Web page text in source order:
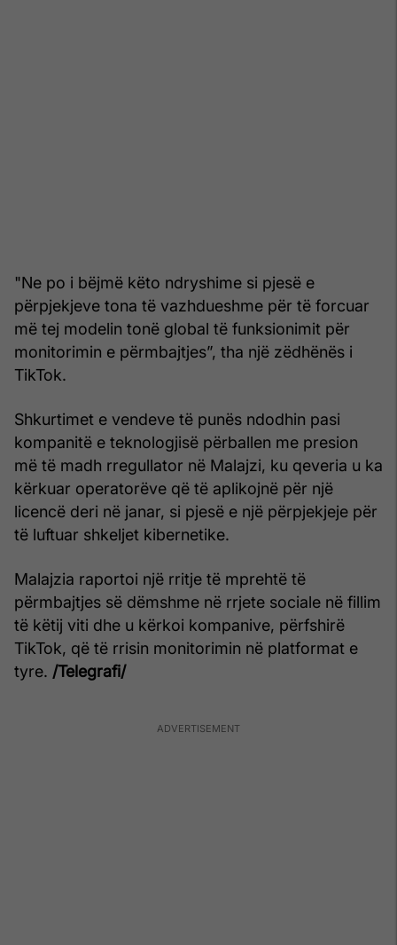
"Ne po i bëjmë këto ndryshime si pjesë e
përpjekjeve tona të vazhdueshme për të forcuar
më tej modelin tonë global të funksionimit për
monitorimin e përmbajtjes”, tha një zëdhënës i
TikTok.
Shkurtimet e vendeve të punës ndodhin pasi
kompanitë e teknologjisë përballen me presion
më të madh rregullator në Malajzi, ku qeveria u ka
kërkuar operatorëve që të aplikojnë për një
licencë deri në janar, si pjesë e një përpjekjeje për
të luftuar shkeljet kibernetike.
Malajzia raportoi një rritje të mprehtë të
përmbajtjes së dëmshme në rrjete sociale në fillim
të këtij viti dhe u kërkoi kompanive, përfshirë
TikTok, që të rrisin monitorimin në platformat e
tyre. /Telegrafi/